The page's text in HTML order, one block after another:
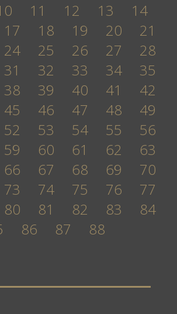
11 12 13
14
17 18 19 20
21
24 25 26 27
28
31 32 33 34
35
38 39 40 41
42
45 46 47 48
49
52 53 54 55
56
59 60 61 62
63
66 67 68 69
70
73 74 75 76
77
80 81 82 83
84
86 87 88